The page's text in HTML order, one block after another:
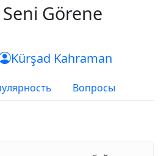
Görene
Kürşad Kahraman
Вопросы